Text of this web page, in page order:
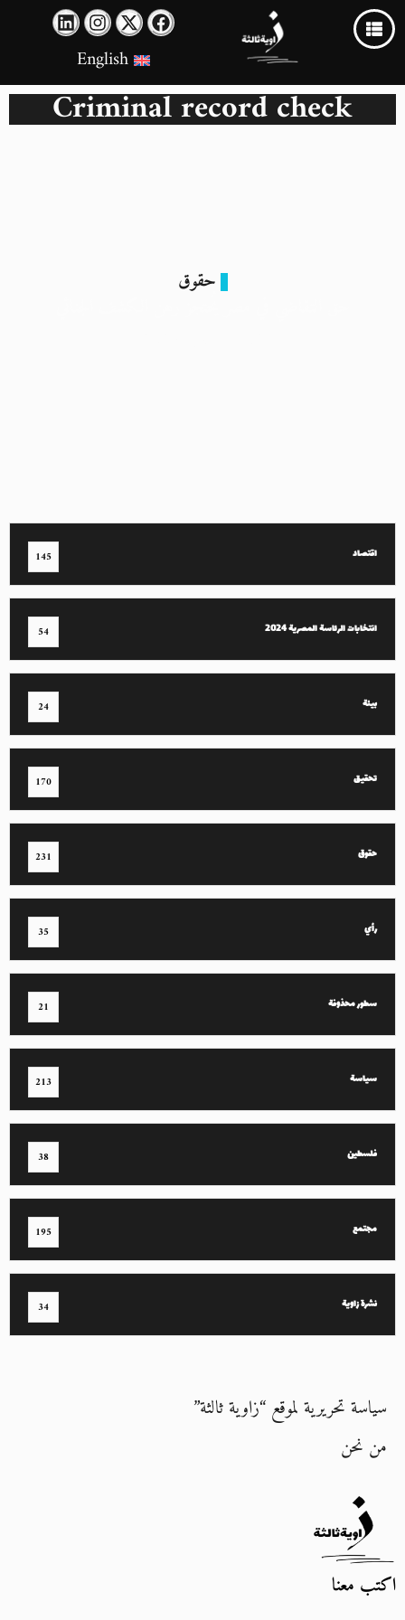
English
Criminal record check
حقوق
اقتصاد 145
انتخابات الرئاسة المصرية 2024 54
بيئة 24
تحقيق 170
حقوق 231
رأي 35
سطور محذوفة 21
سياسة 213
فلسطين 38
مجتمع 195
نشرة زاوية 34
سياسة تحريرية لموقع “زاوية ثالثة”
من نحن
اكتب معنا